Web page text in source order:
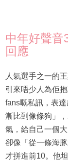
中年好聲音
回應
人氣選手之一的
引來唔少人為佢
fans嘅私訊，表
漸比到像條狗」
氣，給自己一個
卻像「從一條海
才拼進前10。他